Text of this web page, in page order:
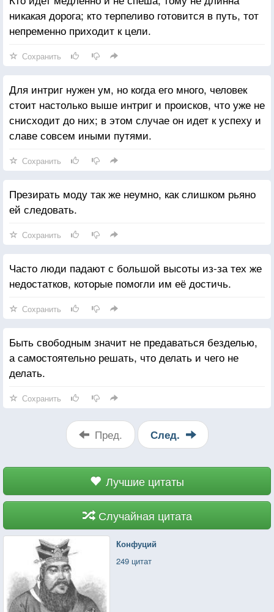
никакая дорога; кто терпеливо готовится в путь, тот
непременно приходит к цели.
Сохранить
Для интриг нужен ум, но когда его много, человек
стоит настолько выше интриг и происков, что уже не
снисходит до них; в этом случае он идет к успеху и
славе совсем иными путями.
Сохранить
Презирать моду так же неумно, как слишком рьяно
ей следовать.
Сохранить
Часто люди падают с большой высоты из-за тех же
недостатков, которые помогли им её достичь.
Сохранить
Быть свободным значит не предаваться безделью,
а самостоятельно решать, что делать и чего не
делать.
Сохранить
Пред. След.
Лучшие цитаты
Случайная цитата
Конфуций
249 цитат